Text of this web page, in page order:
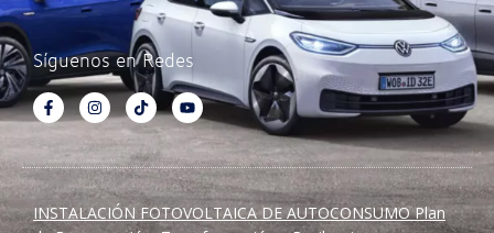
Síguenos en Redes
INSTALACIÓN FOTOVOLTAICA DE AUTOCONSUMO Plan